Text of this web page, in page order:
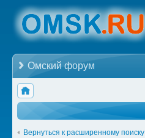
Омский форум
Вернуться к расширенному поиску